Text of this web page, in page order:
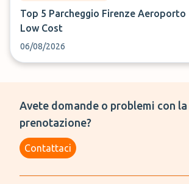
Top 5 Parcheggio Firenze Aeroporto
Low Cost
06/08/2026
Avete domande o problemi con
prenotazione?
Contattaci